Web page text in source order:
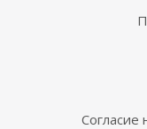
Согласие